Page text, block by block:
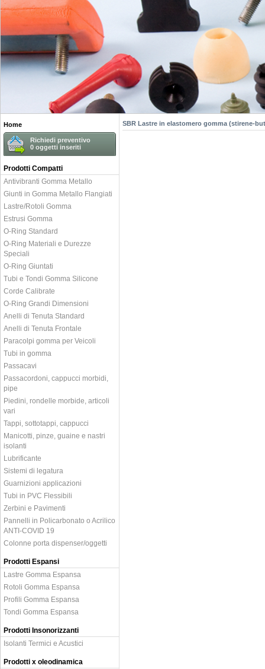
Home
Richiedi preventivo
0 oggetti inseriti
Prodotti Compatti
Antivibranti Gomma Metallo
Giunti in Gomma Metallo Flangiati
Lastre/Rotoli Gomma
Estrusi Gomma
O-Ring Standard
O-Ring Materiali e Durezze
Speciali
O-Ring Giuntati
Tubi e Tondi Gomma Silicone
Corde Calibrate
O-Ring Grandi Dimensioni
Anelli di Tenuta Standard
Anelli di Tenuta Frontale
Paracolpi gomma per Veicoli
Tubi in gomma
Passacavi
Passacordoni, cappucci morbidi,
pipe
Piedini, rondelle morbide, articoli
vari
Tappi, sottotappi, cappucci
Manicotti, pinze, guaine e nastri
isolanti
Lubrificante
Sistemi di legatura
Guarnizioni applicazioni
Tubi in PVC Flessibili
Zerbini e Pavimenti
Pannelli in Policarbonato o Acrilico
ANTI-COVID 19
Colonne porta dispenser/oggetti
Prodotti Espansi
Lastre Gomma Espansa
Rotoli Gomma Espansa
Profili Gomma Espansa
Tondi Gomma Espansa
Prodotti Insonorizzanti
Isolanti Termici e Acustici
Prodotti x oleodinamica
SBR Lastre in elastomero gomma (stirene-